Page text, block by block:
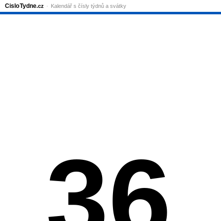
CisloTydne.cz Kalendář s čísly týdnů a svátky